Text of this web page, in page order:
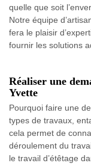
quelle que soit
Notre équipe
fera le plaisir
fournir les solutions
Réaliser une
Yvette
Pourquoi faire une
types de travaux,
cela permet de
déroulement du
le travail d’étêtage